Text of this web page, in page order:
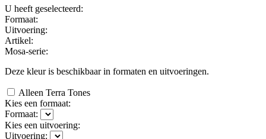
U heeft geselecteerd:
Formaat:
Uitvoering:
Artikel:
Mosa-serie:
Deze kleur is beschikbaar in formaten en uitvoeringen.
Alleen Terra Tones
Kies een formaat:
Formaat:
Kies een uitvoering:
Uitvoering: